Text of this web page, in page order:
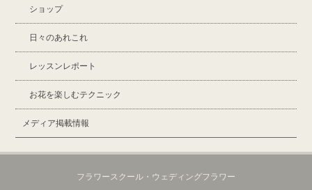
ショップ
日々のあれこれ
レッスンレポート
お花を楽しむテクニック
メディア掲載情報
フラワースクール・ウェディングフラワー